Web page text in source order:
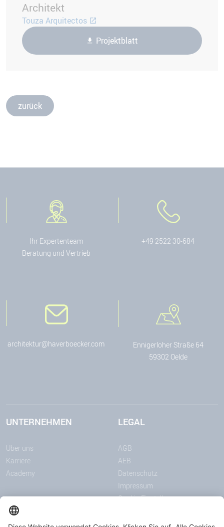
Architekt
Touza Arquitectos
Projektblatt
zurück
Ihr Expertenteam
Beratung und Vertrieb
+49 2522 30-684
architektur@haverboecker.com
Ennigerloher Straße 64
59302 Oelde
UNTERNEHMEN
Über uns
Karriere
Academy
LEGAL
AGB
AEB
Datenschutz
Impressum
Cookie-Einstellungen